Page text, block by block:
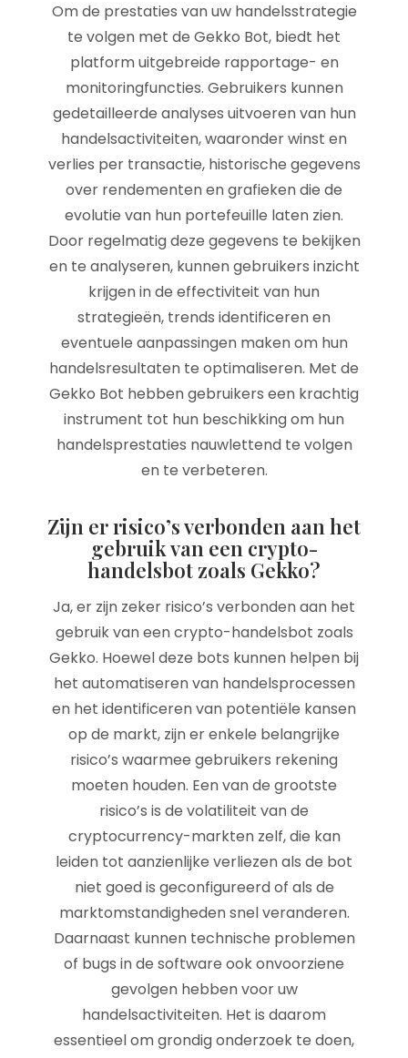
Om de prestaties van uw handelsstrategie
te volgen met de Gekko Bot, biedt het
platform uitgebreide rapportage- en
monitoringfuncties. Gebruikers kunnen
gedetailleerde analyses uitvoeren van hun
handelsactiviteiten, waaronder winst en
verlies per transactie, historische gegevens
over rendementen en grafieken die de
evolutie van hun portefeuille laten zien.
Door regelmatig deze gegevens te bekijken
en te analyseren, kunnen gebruikers inzicht
krijgen in de effectiviteit van hun
strategieën, trends identificeren en
eventuele aanpassingen maken om hun
handelsresultaten te optimaliseren. Met de
Gekko Bot hebben gebruikers een krachtig
instrument tot hun beschikking om hun
handelsprestaties nauwlettend te volgen
en te verbeteren.
Zijn er risico’s verbonden aan het
gebruik van een crypto-
handelsbot zoals Gekko?
Ja, er zijn zeker risico’s verbonden aan het
gebruik van een crypto-handelsbot zoals
Gekko. Hoewel deze bots kunnen helpen bij
het automatiseren van handelsprocessen
en het identificeren van potentiële kansen
op de markt, zijn er enkele belangrijke
risico’s waarmee gebruikers rekening
moeten houden. Een van de grootste
risico’s is de volatiliteit van de
cryptocurrency-markten zelf, die kan
leiden tot aanzienlijke verliezen als de bot
niet goed is geconfigureerd of als de
marktomstandigheden snel veranderen.
Daarnaast kunnen technische problemen
of bugs in de software ook onvoorziene
gevolgen hebben voor uw
handelsactiviteiten. Het is daarom
essentieel om grondig onderzoek te doen,